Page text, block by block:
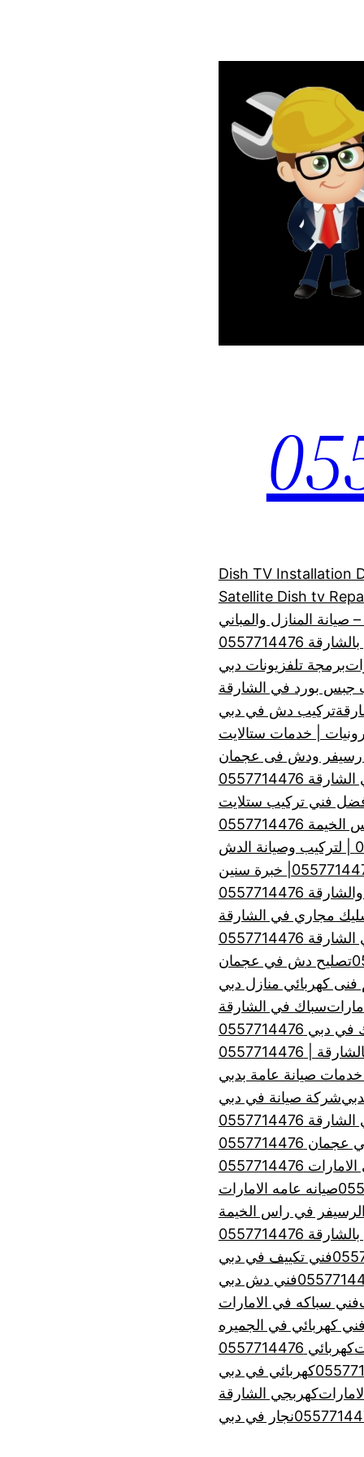
Dish TV Installation
Satellite Dish tv
المنازل والمباني
برمجة تلفزيونات دبي
جبس بورد في الشارقة
تركيب دش في دبي
| خدمات ستالايت
رسيفر ودش فى عجمان
0557714476
مجاري في الشارقة
0557714476
تصليح دش في عجمان
فنى كهربائي منازل دبي
سباك في الشارقة
0557714476
شركة صيانة في دبي
0557714476
0557714476
0557714476
صيانه عامه الامارات
في راس الخيمة
فني تكييف في دبي
فني دش دبي
فني سباكه في الامارات
كهربائي في الجميره
كهربائي 0557714476
كهربائي في دبي
كهربجي الشارقة
نجار في دبي